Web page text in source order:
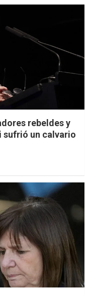
rebeldes y
sufrió un calvario